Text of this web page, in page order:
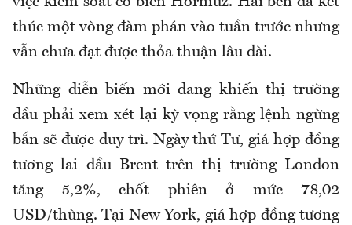
thúc một vòng đàm phán vào tuần trước nhưng
vẫn chưa đạt được thỏa thuận lâu dài.
Những diễn biến mới đang khiến thị trường
dầu phải xem xét lại kỳ vọng rằng lệnh ngừng
bắn sẽ được duy trì. Ngày thứ Tư, giá hợp đồng
tương lai dầu Brent trên thị trường London
tăng 5,2%, chốt phiên ở mức 78,02
USD/thùng. Tại New York, giá hợp đồng tương